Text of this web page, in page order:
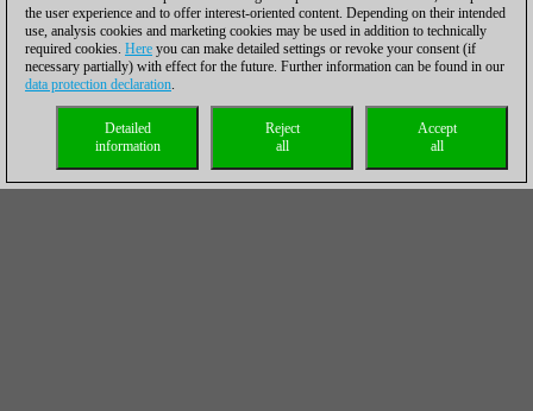
the user experience and to offer interest-oriented content. Depending on their intended
use, analysis cookies and marketing cookies may be used in addition to technically
required cookies. Here you can make detailed settings or revoke your consent (if
necessary partially) with effect for the future. Further information can be found in our
data protection declaration.
Accept
all
Reject
all
Detailed
information